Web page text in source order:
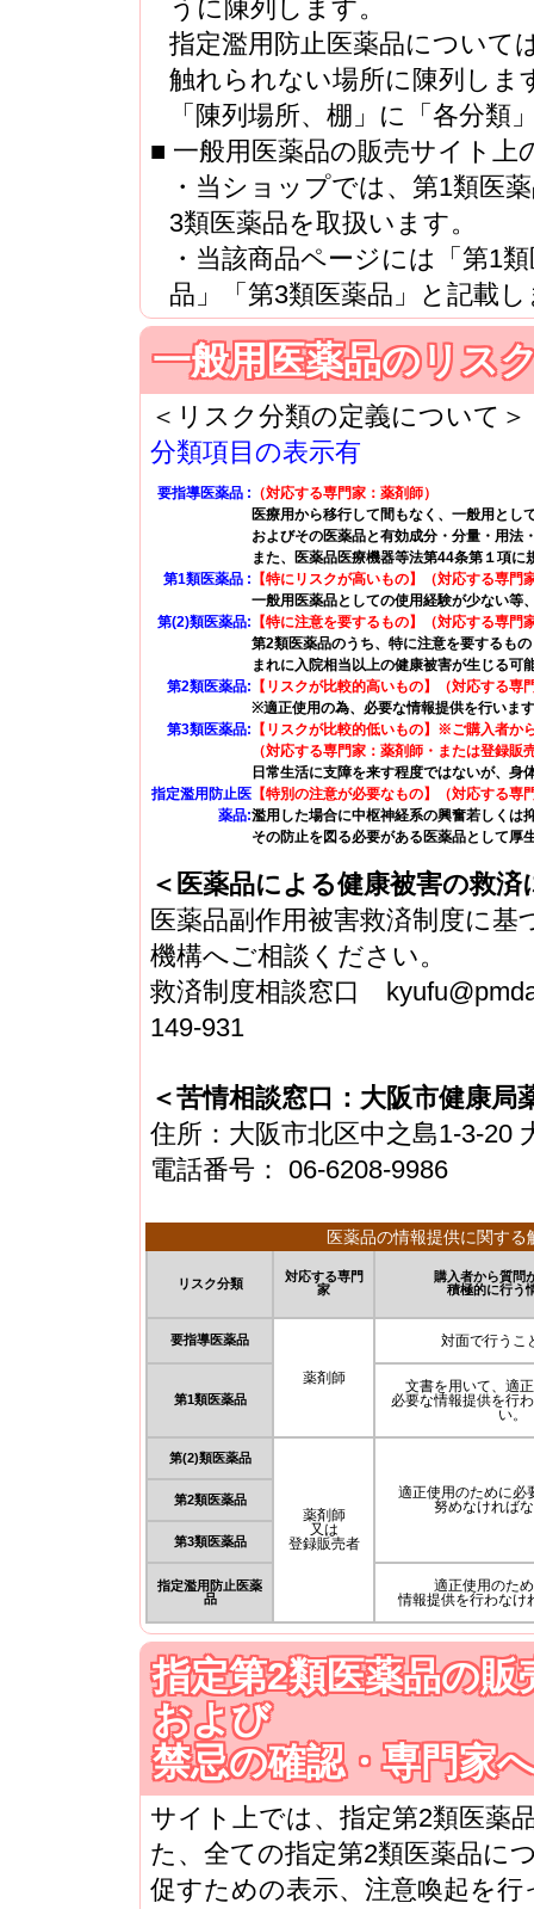
うに陳列します。
指定濫用防止医薬品について
触れられない場所に陳列しま
「陳列場所、棚」に「各分類
■ 一般用医薬品の販売サイト上
・当ショップでは、第1類医
3類医薬品を取扱います。
・当該商品ページには「第1
品」「第3類医薬品」と記載
一般用医薬品のリス
＜リスク分類の定義について
分類項目の表示有
要指導医薬品
（対応する専門家：薬剤師）
医療用から移行して間もなく、一般用とし
およびその医薬品と有効成分・分量・用法
また、医薬品医療機器等法第44条第１項に
第1類医薬品
【特にリスクが高いもの】（対応する専門
一般用医薬品としての使用経験が少ない等
第(2)類医薬品
【特に注意を要するもの】（対応する専
第2類医薬品のうち、特に注意を要するも
まれに入院相当以上の健康被害が生じる可
第2類医薬品
【リスクが比較的高いもの】（対応する
※適正使用の為、必要な情報提供を行いま
第3類医薬品
【リスクが比較的低いもの】※ご購入者か
（対応する専門家：薬剤師・または登録販
日常生活に支障を来す程度ではないが、
指定濫用防止医
薬品
【特別の注意が必要なもの】（対応する
濫用した場合に中枢神経系の興奮若しくは
その防止を図る必要がある医薬品として厚
＜医薬品による健康被害の救
医薬品副作用被害救済制度に
機構へご相談ください。
救済制度相談窓口
149-931
＜苦情相談窓口：大阪市健康局
住所：大阪市北区中之島1-3-20
電話番号： 06-6208-9986
医薬品の情報提供に関する
リスク分類
対応する専門
家
購入者から質問
積極的に行う
要指導医薬品
薬剤師
対面で行うこ
第1類医薬品
文書を用いて、適
必要な情報提供を行
い。
第(2)類医薬品
薬剤師
又は
登録販売者
適正使用のために必
努めなければ
第2類医薬品
第3類医薬品
指定濫用防止医薬
品
適正使用のた
情報提供を行わなけ
指定第2類医薬品の
および
禁忌の確認・専門家
サイト上では、指定第2類医薬
た、全ての指定第2類医薬品に
促すための表示、注意喚起を